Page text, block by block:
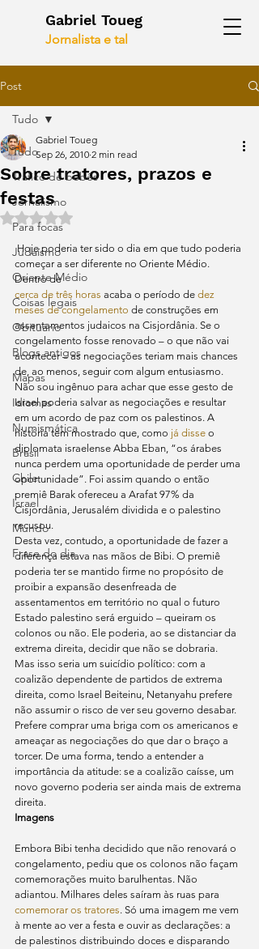
Gabriel Toueg
Jornalista e tal
Post
Tudo
Tráfico de bebês
Jornalismo
Para focas
Judaísmo
Oriente Médio
Coisas legais
Obituário
Blogs antigos
Mapas
Idiomas
Numismática
Brasil
Chile
Israel
Mundo
Frase do dia
Tudo
Sobre tratores, prazos e
festas
Gabriel Toueg
Sep 26, 2010 2 min read
Rated NaN out of 5 stars.
Hoje poderia ter sido o dia em que tudo poderia
começar a ser diferente no Oriente Médio.
Dentro de
cerca de três horas acaba o período de dez
meses de congelamento de construções em
assentamentos judaicos na Cisjordânia. Se o
congelamento fosse renovado – o que não vai
acontecer – as negociações teriam mais chances
de, ao menos, seguir com algum entusiasmo.
Não sou ingênuo para achar que esse gesto de
Israel poderia salvar as negociações e resultar
em um acordo de paz com os palestinos. A
história tem mostrado que, como já disse o
diplomata israelense Abba Eban, “os árabes
nunca perdem uma oportunidade de perder uma
oportunidade”. Foi assim quando o então
premiê Barak ofereceu a Arafat 97% da
Cisjordânia, Jerusalém dividida e o palestino
recusou.
Desta vez, contudo, a oportunidade de fazer a
diferença estava nas mãos de Bibi. O premiê
poderia ter se mantido firme no propósito de
proibir a expansão desenfreada de
assentamentos em território no qual o futuro
Estado palestino será erguido – queiram os
colonos ou não. Ele poderia, ao se distanciar da
extrema direita, decidir que não se dobraria.
Mas isso seria um suicídio político: com a
coalizão dependente de partidos de extrema
direita, como Israel Beiteinu, Netanyahu prefere
não assumir o risco de ver seu governo desabar.
Prefere comprar uma briga com os americanos e
ameaçar as negociações do que dar o braço a
torcer. De uma forma, tendo a entender a
importância da atitude: se a coalizão caísse, um
novo governo poderia ser ainda mais de extrema
direita.
Imagens
Embora Bibi tenha decidido que não renovará o
congelamento, pediu que os colonos não façam
comemorações muito barulhentas. Não
adiantou. Milhares deles saíram às ruas para
comemorar os tratores. Só uma imagem me vem
à mente ao ver a festa e ouvir as declarações: a
de palestinos distribuindo doces e disparando